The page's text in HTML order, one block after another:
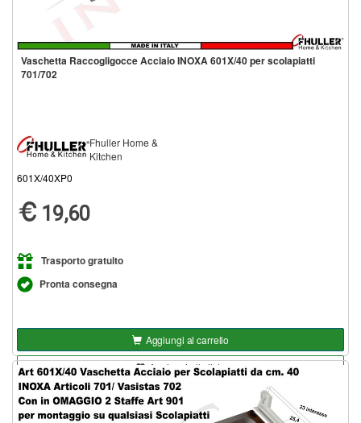
Vaschetta Raccogligocce Acciaio INOXA 601X/40 per scolapiatti
701/702
Fhuller Home &
Kitchen
601X/40XP0
19,60
Trasporto gratuito
Pronta consegna
Aggiungi al carrello
Aggiungi alla lista